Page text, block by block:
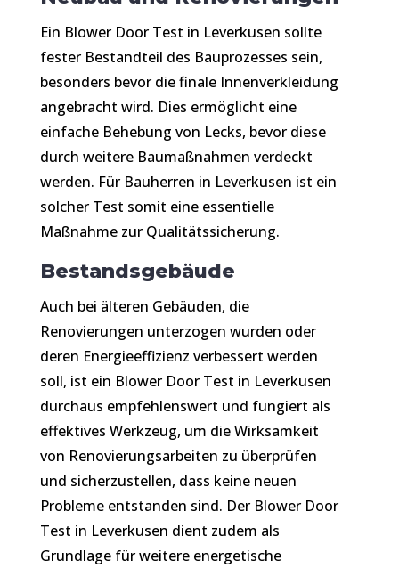
Ein Blower Door Test in Leverkusen sollte
fester Bestandteil des Bauprozesses sein,
besonders bevor die finale Innenverkleidung
angebracht wird. Dies ermöglicht eine
einfache Behebung von Lecks, bevor diese
durch weitere Baumaßnahmen verdeckt
werden. Für Bauherren in Leverkusen ist ein
solcher Test somit eine essentielle
Maßnahme zur Qualitätssicherung.
Bestandsgebäude
Auch bei älteren Gebäuden, die
Renovierungen unterzogen wurden oder
deren Energieeffizienz verbessert werden
soll, ist ein Blower Door Test in Leverkusen
durchaus empfehlenswert und fungiert als
effektives Werkzeug, um die Wirksamkeit
von Renovierungsarbeiten zu überprüfen
und sicherzustellen, dass keine neuen
Probleme entstanden sind. Der Blower Door
Test in Leverkusen dient zudem als
Grundlage für weitere energetische